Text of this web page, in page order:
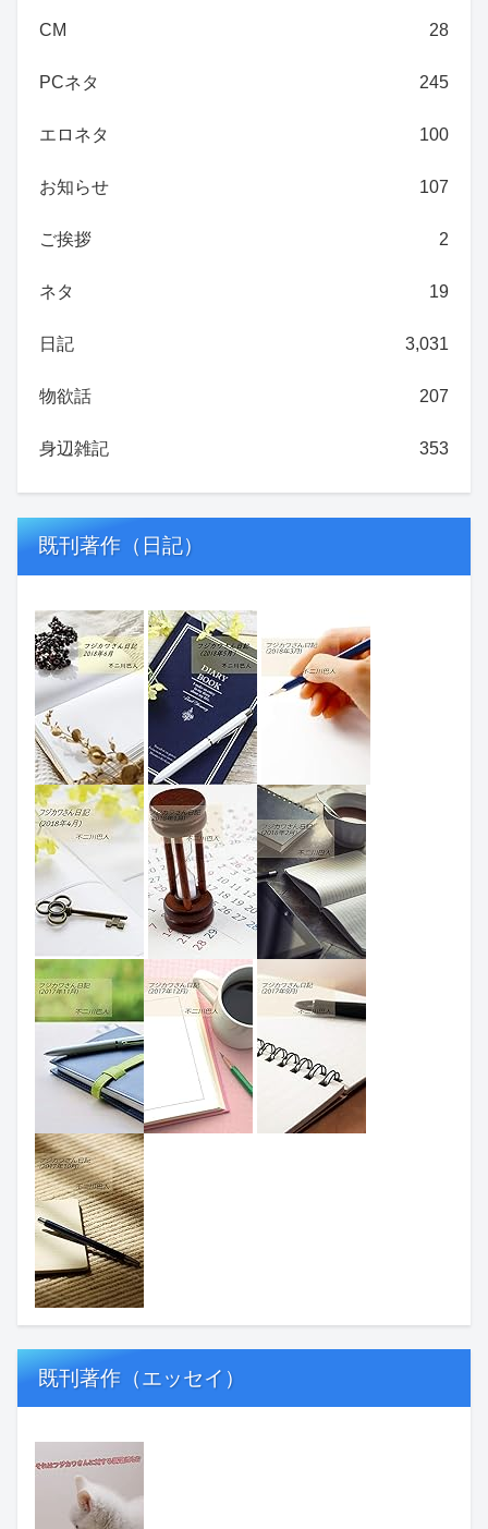
CM 28
PCネタ 245
エロネタ 100
お知らせ 107
ご挨拶 2
ネタ 19
日記 3,031
物欲話 207
身辺雑記 353
既刊著作（日記）
既刊著作（エッセイ）